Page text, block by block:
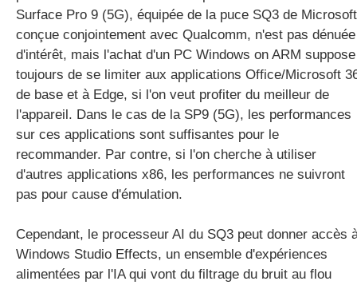
Surface Pro 9 (5G), équipée de la puce SQ3 de Microsoft
conçue conjointement avec Qualcomm, n'est pas dénuée
d'intérêt, mais l'achat d'un PC Windows on ARM suppose
toujours de se limiter aux applications Office/Microsoft
de base et à Edge, si l'on veut profiter du meilleur de
l'appareil. Dans le cas de la SP9 (5G), les performances
sur ces applications sont suffisantes pour le
recommander. Par contre, si l'on cherche à utiliser
d'autres applications x86, les performances ne suivront
pas pour cause d'émulation.
Cependant, le processeur AI du SQ3 peut donner accès
Windows Studio Effects, un ensemble d'expériences
alimentées par l'IA qui vont du filtrage du bruit au flou